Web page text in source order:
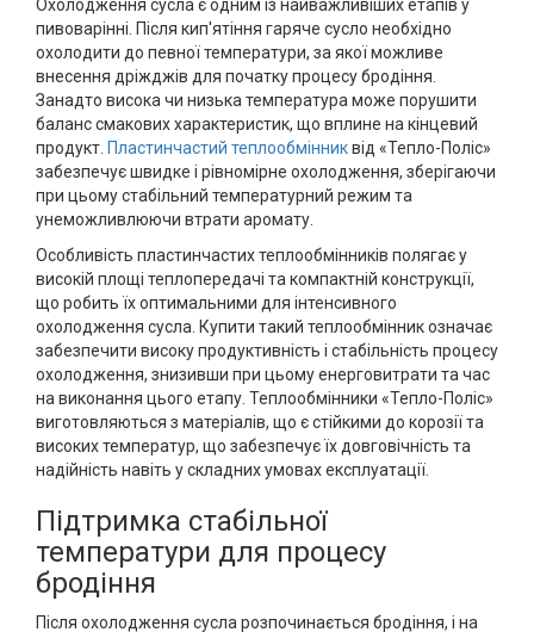
Охолодження сусла є одним із найважливіших етапів у
пивоварінні. Після кип'ятіння гаряче сусло необхідно
охолодити до певної температури, за якої можливе
внесення дріжджів для початку процесу бродіння.
Занадто висока чи низька температура може порушити
баланс смакових характеристик, що вплине на кінцевий
продукт. Пластинчастий теплообмінниквід «Тепло-Поліс»
забезпечує швидке і рівномірне охолодження, зберігаючи
при цьому стабільний температурний режим та
унеможливлюючи втрати аромату.
Особливість пластинчастих теплообмінників полягає у
високій площі теплопередачі та компактній конструкції,
що робить їх оптимальними для інтенсивного
охолодження сусла. Купити такий теплообмінник означає
забезпечити високу продуктивність і стабільність процесу
охолодження, знизивши при цьому енерговитрати та час
на виконання цього етапу. Теплообмінники «Тепло-Поліс»
виготовляються з матеріалів, що є стійкими до корозії та
високих температур, що забезпечує їх довговічність та
надійність навіть у складних умовах експлуатації.
Підтримка стабільної
температури для процесу
бродіння
Після охолодження сусла розпочинається бродіння, і на